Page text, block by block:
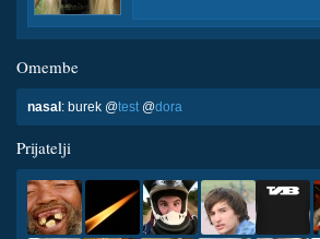
Omembe
nasal : burek @test@dora
Prijatelji